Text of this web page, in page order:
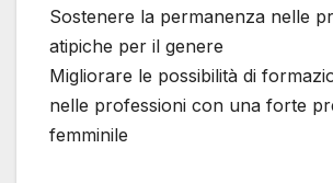
Sostenere la permanenza nelle
atipiche per il genere
Migliorare le possibilità di
nelle professioni con una forte
femminile